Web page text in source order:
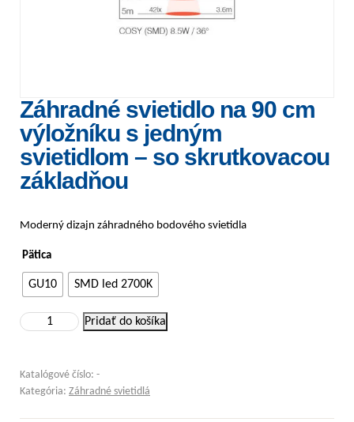
Záhradné svietidlo na 90 cm
výložníku s jedným
svietidlom – so skrutkovacou
základňou
Moderný dizajn záhradného bodového svietidla
Pätica
GU10 SMD led 2700K
množstvo Záhradné svietidlo na 90 cm výložníku s jedným svietidlom
Pridať do košíka
Katalógové číslo: -
Kategória: Záhradné svietidlá